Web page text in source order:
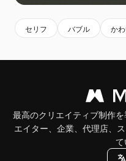
セリフ バブル か
最高のクリエイティブ制作
エイター、企業、代理店、
て